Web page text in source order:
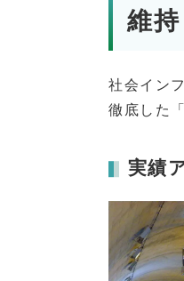
維
社会イン
徹底した
実績